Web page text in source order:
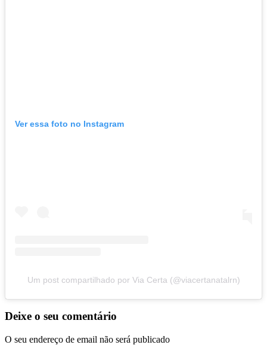
Ver essa foto no Instagram
Um post compartilhado por Via Certa (@viacertanatalrn)
Deixe o seu comentário
O seu endereço de email não será publicado